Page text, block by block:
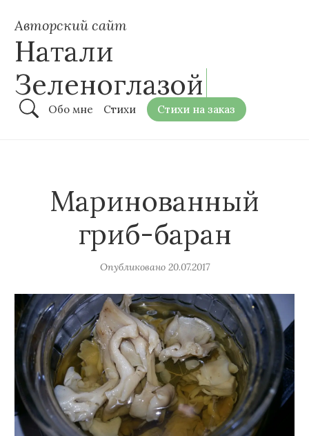
Авторский сайт
Натали
Зеленоглазой
Обо мне Стихи Стихи на заказ
Маринованный
гриб-баран
Опубликовано 20.07.2017